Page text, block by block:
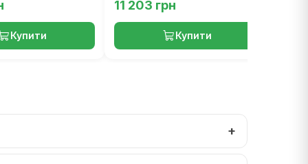
Купити
11 203 грн
Купити